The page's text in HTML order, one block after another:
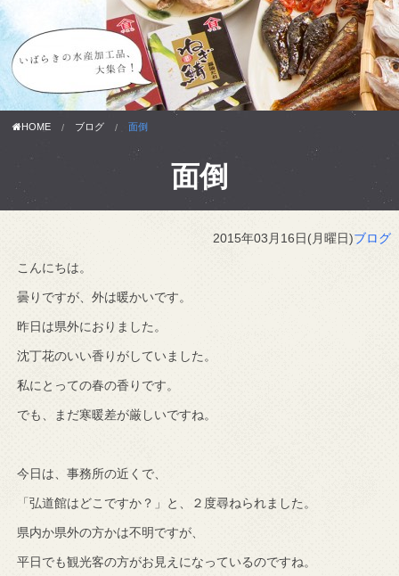
HOME ブログ 面倒
面倒
2015年03月16日(月曜日)ブログ
こんにちは。
曇りですが、外は暖かいです。
昨日は県外におりました。
沈丁花のいい香りがしていました。
私にとっての春の香りです。
でも、まだ寒暖差が厳しいですね。
今日は、事務所の近くで、
「弘道館はどこですか？」と、２度尋ねられました。
県内か県外の方かは不明ですが、
平日でも観光客の方がお見えになっているのですね。